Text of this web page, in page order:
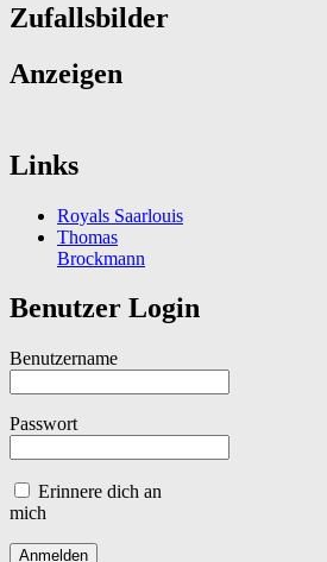
Zufallsbilder
Anzeigen
Links
Royals Saarlouis
Thomas
Brockmann
Benutzer Login
Benutzername
Passwort
Erinnere dich an
mich